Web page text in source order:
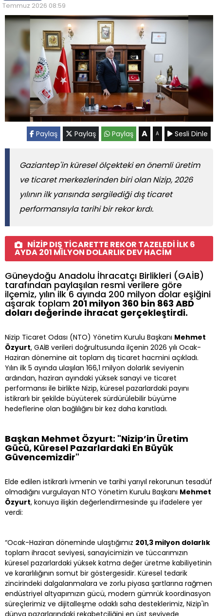
Temmuz 2026 08:59
Paylaş Paylaş Paylaş A A Sesli Dinle
Gaziantep'in küresel ölçekteki en önemli üretim
ve ticaret merkezlerinden biri olan Nizip, 2026
yılının ilk yarısında sergilediği dış ticaret
performansıyla tarihi bir rekor kırdı.
NİZİP DIŞ TİCARETTE REKOR TAZELEDİ İLK 6
AYDA 201 MİLYON DOLARLIK DEV HACİM
Güneydoğu Anadolu İhracatçı Birlikleri (GAİB)
tarafından paylaşılan resmi verilere göre
ilçemiz, yılın ilk 6 ayında 200 milyon dolar eşiğini
aşarak toplam 201 milyon 360 bin 863 ABD
doları değerinde ihracat gerçekleştirdi.
Nizip Ticaret Odası (NTO) Yönetim Kurulu Başkanı Mehmet
Özyurt, GAİB verileri doğrultusunda ilçenin 2026 yılı Ocak-
Haziran dönemine ait toplam dış ticaret hacmini açıkladı.
Yılın ilk 5 ayında ulaşılan 166,1 milyon dolarlık seviyenin
ardından, haziran ayındaki yüksek sanayi ve ticaret
performansı ile birlikte Nizip, küresel pazarlardaki payını
istikrarlı bir şekilde büyüterek sürdürülebilir büyüme
hedeflerine olan bağlılığını bir kez daha kanıtladı.
Başkan Mehmet Özyurt: "Nizip’in Üretim
Gücü, Küresel Pazarlardaki En Büyük
Güvencemizdir"
Elde edilen istikrarlı ivmenin ve tarihi yarıyıl rekorunun tesadüf
olmadığını vurgulayan NTO Yönetim Kurulu Başkanı Mehmet
Özyurt, konuya ilişkin değerlendirmesinde şu ifadelere yer
verdi:
“Ocak-Haziran döneminde ulaştığımız 201,3 milyon dolarlık
toplam ihracat seviyesi, sanayicimizin ve tüccarımızın
küresel pazarlardaki yüksek katma değer üretme kabiliyetinin
ve kararlılığının somut bir göstergesidir. Küresel tedarik
zincirindeki dalgalanmalara ve zorlu piyasa şartlarına rağmen
endüstriyel altyapımızın gücü, modern gümrük koordinasyon
süreçlerimiz ve dijitalleşme odaklı saha desteklerimiz, Nizip'in
dünya pazarlarındaki rekabetçiliğini en üst seviyede